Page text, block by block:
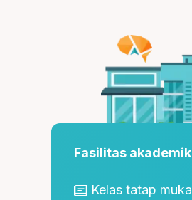
Fasilitas akademik
Kelas tatap muka